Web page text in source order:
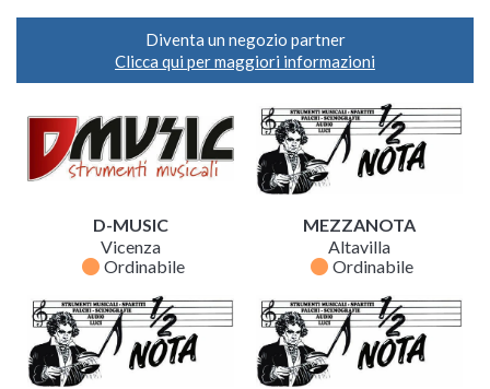
Diventa un negozio partner
Clicca qui per maggiori informazioni
D-MUSIC
Vicenza
fiber_manual_record Ordinabile
MEZZANOTA
Altavilla
fiber_manual_record Ordinabile